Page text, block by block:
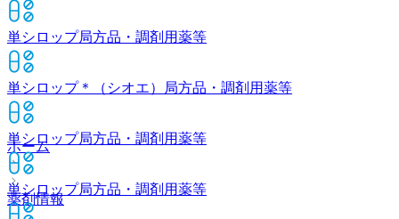
単シロップ局方品・調剤用薬等
単シロップ＊（シオエ） 局方品・調剤用薬等
単シロップ局方品・調剤用薬等
単シロップ局方品・調剤用薬等
ホーム
薬剤情報